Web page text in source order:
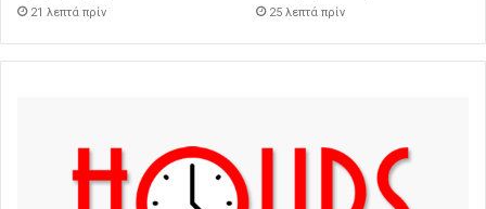
21 λεπτά πρίν 25 λεπτά πρίν